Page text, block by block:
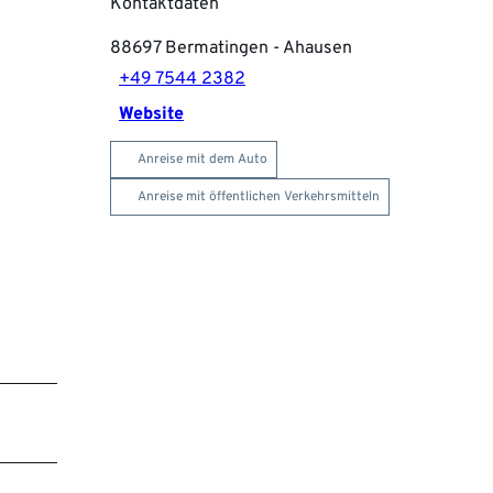
88697 Bermatingen - Ahausen
+49 7544 2382
Website
Anreise mit dem Auto
Anreise mit öffentlichen Verkehrsmitteln